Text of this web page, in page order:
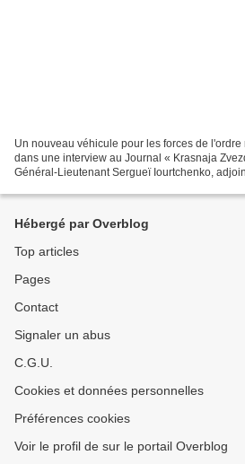
Un nouveau véhicule pour les forces de l'ordre
dans une interview au Journal « Krasnaja
Général-Lieutenant Sergueï Iourtchenko,
Hébergé par Overblog
Top articles
Pages
Contact
Signaler un abus
C.G.U.
Cookies et données personnelles
Préférences cookies
Voir le profil de sur le portail Overblog